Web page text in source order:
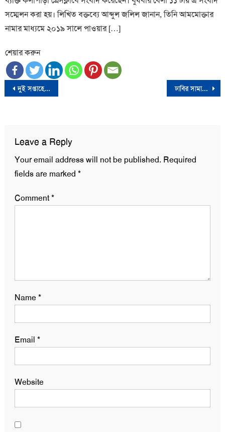
সম্মেলন করা হয়। লিখিত বক্তব্যে আব্দুল জলিল জানান, তিনি আমমোক্তার
নামার মাধ্যমে ২০১৯ সালে পাওয়ার […]
শেয়ার করুন
Post
দুই সপ্তাহে রিজার্ভ থেকে কমলো ১১৬ কোটি ডলার ঢাবির সামাজিক বিজ্ঞান অনুষদের ডিন জিয়া রহমান আর নেই
Leave a Reply
Your email address will not be published. Required
fields are marked *
Comment*
Name*
Email *
Website